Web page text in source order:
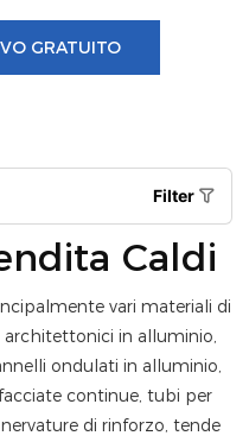
GRATUITO
Filter
Caldi
vari materiali di
in alluminio,
ondulati in alluminio,
continue, tubi per
di rinforzo, tende